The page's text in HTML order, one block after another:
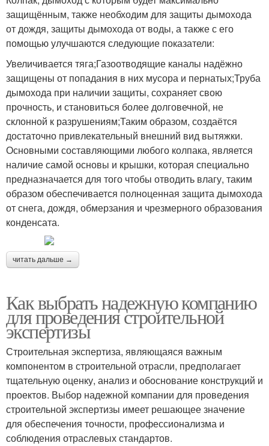
защищённым, также необходим для защиты дымохода
от дождя, защиты дымохода от воды, а также с его
помощью улучшаются следующие показатели:
Увеличивается тяга;Газоотводящие каналы надёжно
защищены от попадания в них мусора и пернатых;Труба
дымохода при наличии защиты, сохраняет свою
прочность, и становиться более долговечной, не
склонной к разрушениям;Таким образом, создаётся
достаточно привлекательный внешний вид вытяжки.
Основными составляющими любого колпака, является
наличие самой основы и крышки, которая специально
предназначается для того чтобы отводить влагу, таким
образом обеспечивается полноценная защита дымохода
от снега, дождя, обмерзания и чрезмерного образования
конденсата.
читать дальше →
Как выбрать надежную компанию
для проведения строительной
экспертизы
Строительная экспертиза, являющаяся важным
компонентом в строительной отрасли, предполагает
тщательную оценку, анализ и обоснование конструкций и
проектов. Выбор надежной компании для проведения
строительной экспертизы имеет решающее значение
для обеспечения точности, профессионализма и
соблюдения отраслевых стандартов.